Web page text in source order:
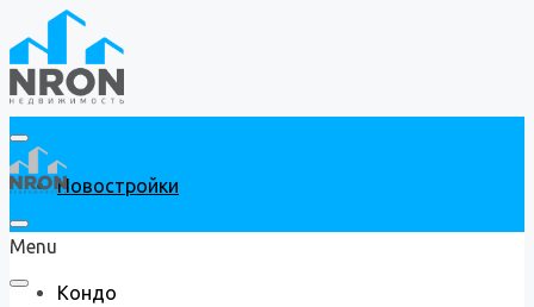
Новостройки
Кондо
Menu